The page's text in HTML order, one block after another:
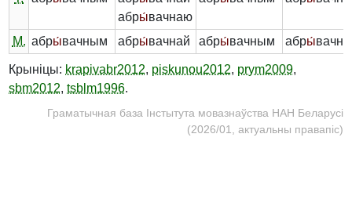
абры́вачнаю
М. абры́вачным абры́вачнай абры́вачным абры́
Крыніцы: krapivabr2012, piskunou2012, prym2009,
sbm2012, tsblm1996.
Граматычная база Інстытута мовазнаўства НАН Беларусі
(2026/01, актуальны правапіс)